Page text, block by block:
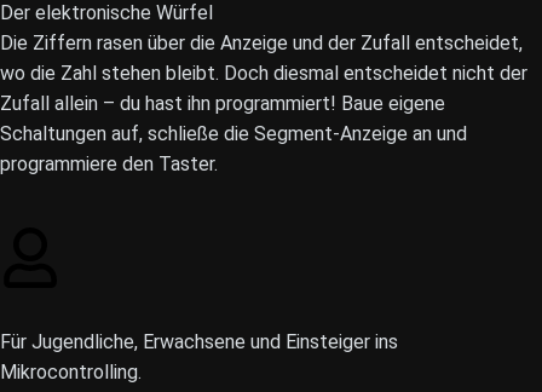
Der elektronische Würfel
Die Ziffern rasen über die Anzeige und der Zufall entscheidet,
wo die Zahl stehen bleibt. Doch diesmal entscheidet nicht der
Zufall allein – du hast ihn programmiert! Baue eigene
Schaltungen auf, schließe die Segment-Anzeige an und
programmiere den Taster.
Für Jugendliche, Erwachsene und Einsteiger ins
Mikrocontrolling.